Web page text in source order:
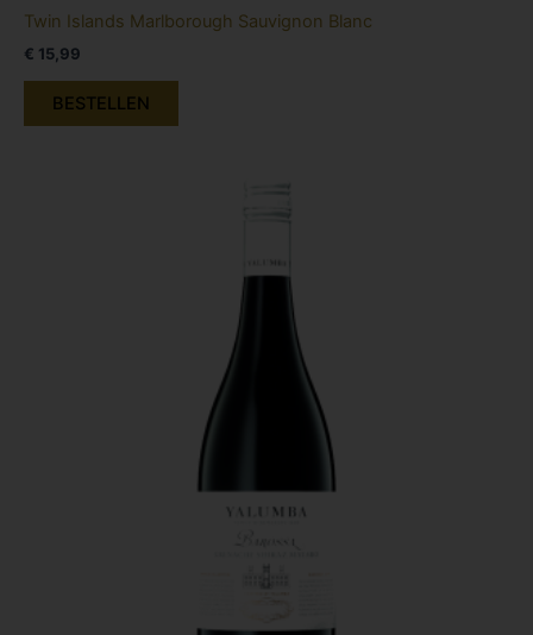
Twin Islands Marlborough Sauvignon Blanc
€ 15,99
BESTELLEN